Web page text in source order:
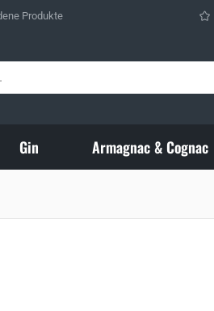
Produkte
Gin Armagnac & Cognac